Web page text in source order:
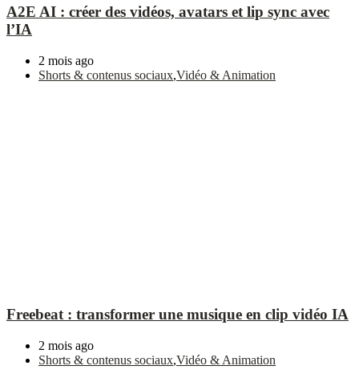
A2E AI : créer des vidéos, avatars et lip sync avec
l’IA
2 mois ago
Shorts & contenus sociaux,Vidéo & Animation
Freebeat : transformer une musique en clip vidéo IA
2 mois ago
Shorts & contenus sociaux,Vidéo & Animation